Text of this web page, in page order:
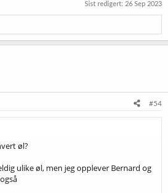
Sist redigert: 26 Sep 2023
#54
øl?
ulike øl, men jeg opplever Bernard og